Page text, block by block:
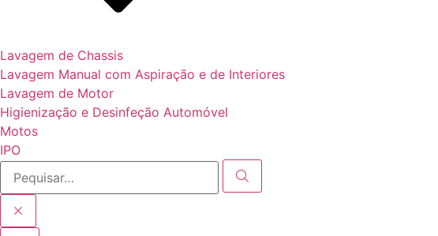
Lavagem de Chassis
Lavagem Manual com Aspiração e de Interiores
Lavagem de Motor
Higienização e Desinfeção Automóvel
Motos
IPO